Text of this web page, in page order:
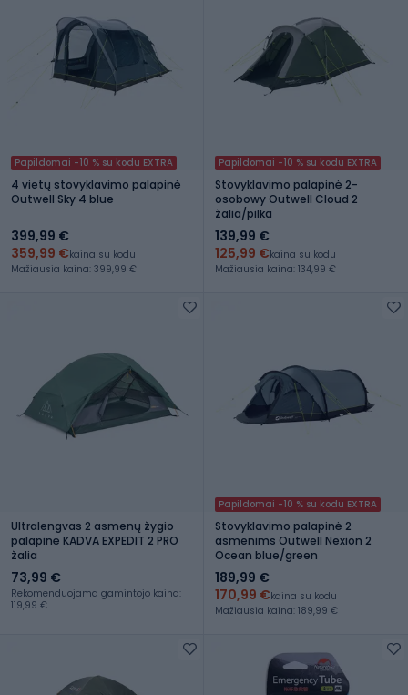
Papildomai -10 % su kodu EXTRA
4 vietų stovyklavimo palapinė
Outwell Sky 4 blue
399,99 €
359,99 €kaina su kodu
Mažiausia kaina: 399,99 €
Papildomai -10 % su kodu EXTRA
Stovyklavimo palapinė 2-
osobowy Outwell Cloud 2
žalia/pilka
139,99 €
125,99 €kaina su kodu
Mažiausia kaina: 134,99 €
Ultralengvas 2 asmenų žygio
palapinė KADVA EXPEDIT 2 PRO
žalia
73,99 €
Rekomenduojama gamintojo kaina:
119,99 €
Papildomai -10 % su kodu EXTRA
Stovyklavimo palapinė 2
asmenims Outwell Nexion 2
Ocean blue/green
189,99 €
170,99 €kaina su kodu
Mažiausia kaina: 189,99 €